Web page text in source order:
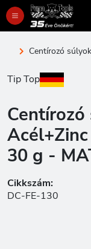
Centírozó súlyok
Tip Top
30 g -
Cikkszám:
DC-FE-130